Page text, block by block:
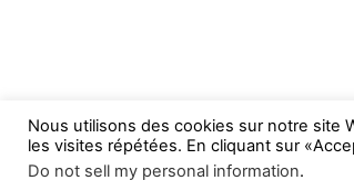
Nous utilisons des cookies sur notre site
les visites répétées. En cliquant sur
Do not sell my personal information.